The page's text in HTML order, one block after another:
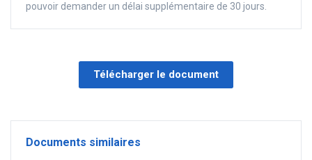
pouvoir demander un délai supplémentaire de 30 jours.
Télécharger le document
Documents similaires